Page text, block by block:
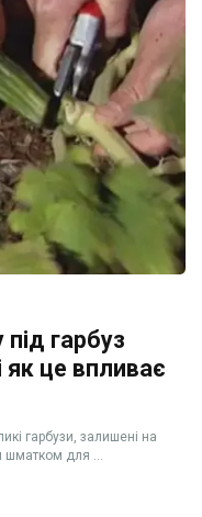
гарбуз
як це впливає
гарбузи, залишені на
шматком для ...